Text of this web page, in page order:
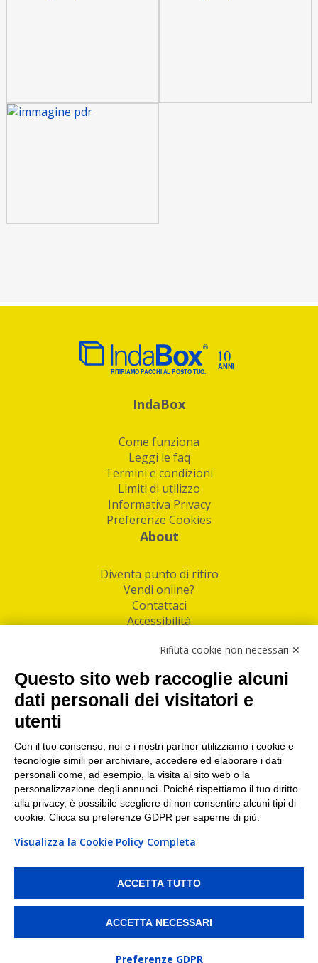
IndaBox
Come funziona
Leggi le faq
Termini e condizioni
Limiti di utilizzo
Informativa Privacy
Preferenze Cookies
About
Diventa punto di ritiro
Vendi online?
Contattaci
Accessibilità
Facebook
Linkedin
I nostri punti di ritiro e spedizione pacchi nelle
maggiori città italiane
Torino|Milano|Roma|Bologna|Firenze| Genova
Napoli|Varese
PI/CF/N°Iscr.: 10821360012 | REA: RM 1494760 | Cap.Soc.: 50.000€ |
Whistleblowing|Privacy |Preferenze Cookies
ritirare i tuoi acquisti online e spedire i tuoi pacchi.
Rifiuta cookie non necessari ✕
Questo sito web raccoglie alcuni
dati personali dei visitatori e
utenti
Con il tuo consenso, noi e i nostri partner utilizziamo i cookie e
tecnologie simili per archiviare, accedere ed elaborare i dati
personali come, ad esempio, la visita al sito web o la
personalizzazione degli annunci. Poiché rispettiamo il tuo diritto
alla privacy, è possibile scegliere di non consentire alcuni tipi di
cookie. Clicca su preferenze GDPR per saperne di più.
Visualizza la Cookie Policy Completa
ACCETTA TUTTO
ACCETTA NECESSARI
Preferenze GDPR